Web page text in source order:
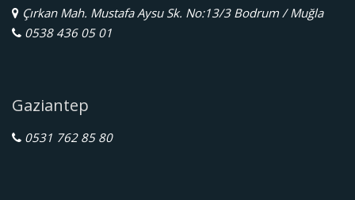
Çırkan Mah. Mustafa Aysu Sk. No:13/3 Bodrum / Muğla
0538 436 05 01
Gaziantep
0531 762 85 80